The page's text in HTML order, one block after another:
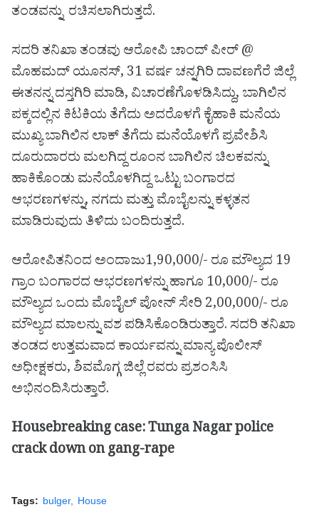
ತಂಡವನ್ನು ರಚಿಸಲಾಗಿರುತ್ತದೆ.
ಸದರಿ ತನಿಖಾ ತಂಡವು ಆರೋಪಿ ಚಾಂದ್ ಪೀರ್ @
ಮೊಹಮದ್ ಯೂನಸ್, 31 ವರ್ಷ ಚನ್ನಗಿರಿ ದಾವಣಗೆರೆ ಜಿಲ್ಲೆ
ಈತನನ್ನ ದಸ್ತಗಿರಿ ಮಾಡಿ, ವಿಚಾರಣೆಗೊಳಡಿಸಿದ್ದು, ಬಾಗಿಲಿನ
ಪಕ್ಕದಲ್ಲಿನ ಕಿಟಕಿಯ ತೆಗೆದು ಅದರೊಳಗೆ ಕೈಹಾಕಿ ಮನೆಯ
ಮುಖ್ಯ ಬಾಗಿಲಿನ ಲಾಕ್ ತೆಗೆದು ಮನೆಯೊಳಗೆ ಪ್ರವೇಶಿಸಿ
ದೂರುದಾರರು ಮಲಗಿದ್ದ ರೂಂನ ಬಾಗಿಲಿನ ಚಿಲಕವನ್ನು
ಹಾಕಿಕೊಂಡು ಮನೆಯೊಳಗಿದ್ದ ಒಟ್ಟು ಬಂಗಾರದ
ಆಭರಣಗಳನ್ನು, ನಗದು ಮತ್ತು ಮೊಬೈಲನ್ನು ಕಳ್ಳತನ
ಮಾಡಿರುವುದು ತಿಳಿದು ಬಂದಿರುತ್ತದೆ.
ಆರೋಪಿತನಿಂದ ಅಂದಾಜು1,90,000/- ರೂ ಮೌಲ್ಯದ 19
ಗ್ರಾಂ ಬಂಗಾರದ ಆಭರಣಗಳನ್ನು ಹಾಗೂ 10,000/- ರೂ
ಮೌಲ್ಯದ ಒಂದು ಮೊಬೈಲ್ ಪೋನ್ ಸೇರಿ 2,00,000/- ರೂ
ಮೌಲ್ಯದ ಮಾಲನ್ನು ವಶ ಪಡಿಸಿಕೊಂಡಿರುತ್ತಾರೆ. ಸದರಿ ತನಿಖಾ
ತಂಡದ ಉತ್ತಮವಾದ ಕಾರ್ಯವನ್ನು ಮಾನ್ಯ ಪೊಲೀಸ್
ಅಧೀಕ್ಷಕರು, ಶಿವಮೊಗ್ಗ ಜಿಲ್ಲೆ ರವರು ಪ್ರಶಂಸಿಸಿ
ಅಭಿನಂದಿಸಿರುತ್ತಾರೆ.
Housebreaking case: Tunga Nagar police
crack down on gang-rape
Tags: bulger House